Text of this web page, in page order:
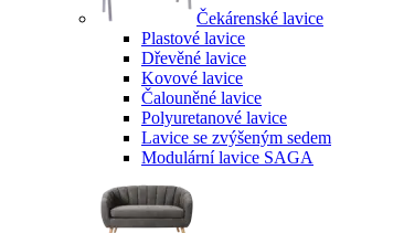
Čekárenské lavice
Plastové lavice
Dřevěné lavice
Kovové lavice
Čalouněné lavice
Polyuretanové lavice
Lavice se zvýšeným sedem
Modulární lavice SAGA